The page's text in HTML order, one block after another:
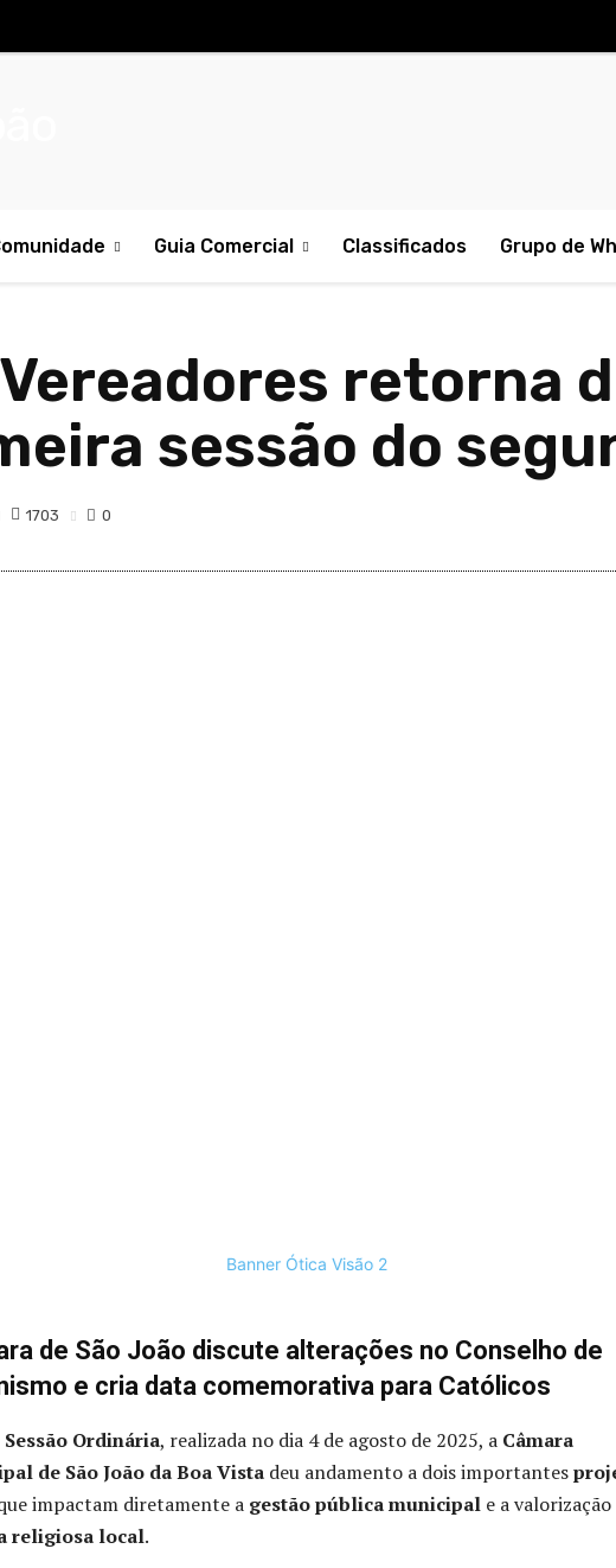
Guia Comercial Classificados Grupo de
retorna
sessão do
1703 0
de São João discute alterações no Conselho de
e cria data comemorativa para Católicos
Sessão Ordinária, realizada no dia 4 de agosto de 2025, a Câmara
de São João da Boa Vista deu andamento a dois importantes
impactam diretamente a gestão pública municipal e a valorização
religiosa local.